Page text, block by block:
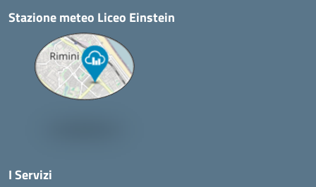
Stazione meteo Liceo Einstein
I Servizi